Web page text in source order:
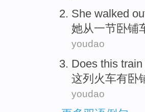
She walked
她从一节卧铺
youdao
Does this train
这列火车有卧
youdao